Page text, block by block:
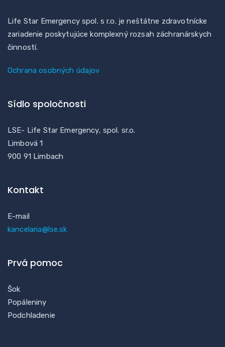
Life Star Emergency spol. s r.o. je neštátne zdravotnícke
zariadenie poskytujúce komplexný rozsah záchranárskych
činností.
Ochrana osobných údajov
Sídlo spoločnosti
LSE- Life Star Emergency, spol. sr.o.
Limbová 1
900 91 Limbach
Kontakt
E-mail
kancelaria@lse.sk
Prvá pomoc
Šok
Popáleniny
Podchladenie